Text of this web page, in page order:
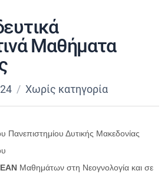
Μαθήματα
Χωρίς κατηγορία
Πανεπιστημίου Δυτικής Μακεδονίας
Μαθημάτων στη Νεογνολογία και σε